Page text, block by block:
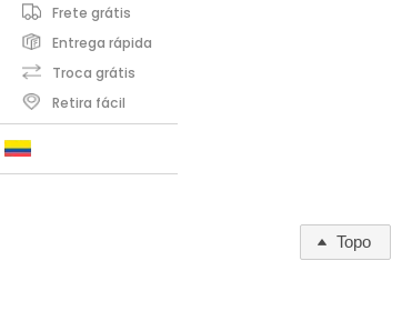
Topo
Frete grátis
Entrega rápida
Troca grátis
Retira fácil